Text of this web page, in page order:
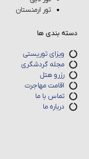
تور ارمنستان
دسته بندی ها
ویزای توریستی
مجله گردشگری
رزرو هتل
اقامت مهاجرت
تماس با ما
درباره ما